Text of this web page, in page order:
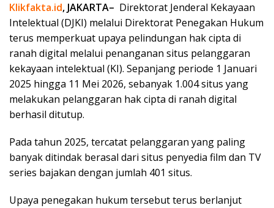
Klikfakta.id, JAKARTA– Direktorat Jenderal Kekayaan
Intelektual (DJKI) melalui Direktorat Penegakan Hukum
terus memperkuat upaya pelindungan hak cipta di
ranah digital melalui penanganan situs pelanggaran
kekayaan intelektual (KI). Sepanjang periode 1 Januari
2025 hingga 11 Mei 2026, sebanyak 1.004 situs yang
melakukan pelanggaran hak cipta di ranah digital
berhasil ditutup.
Pada tahun 2025, tercatat pelanggaran yang paling
banyak ditindak berasal dari situs penyedia film dan TV
series bajakan dengan jumlah 401 situs.
Upaya penegakan hukum tersebut terus berlanjut